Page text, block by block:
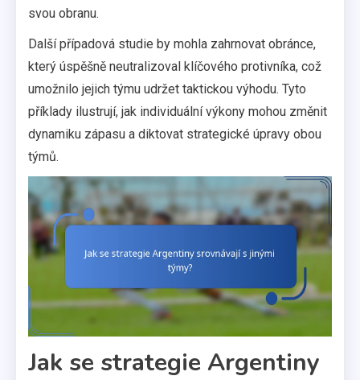
svou obranu.
Další případová studie by mohla zahrnovat obránce,
který úspěšně neutralizoval klíčového protivníka, což
umožnilo jejich týmu udržet taktickou výhodu. Tyto
příklady ilustrují, jak individuální výkony mohou změnit
dynamiku zápasu a diktovat strategické úpravy obou
týmů.
Jak se strategie Argentiny